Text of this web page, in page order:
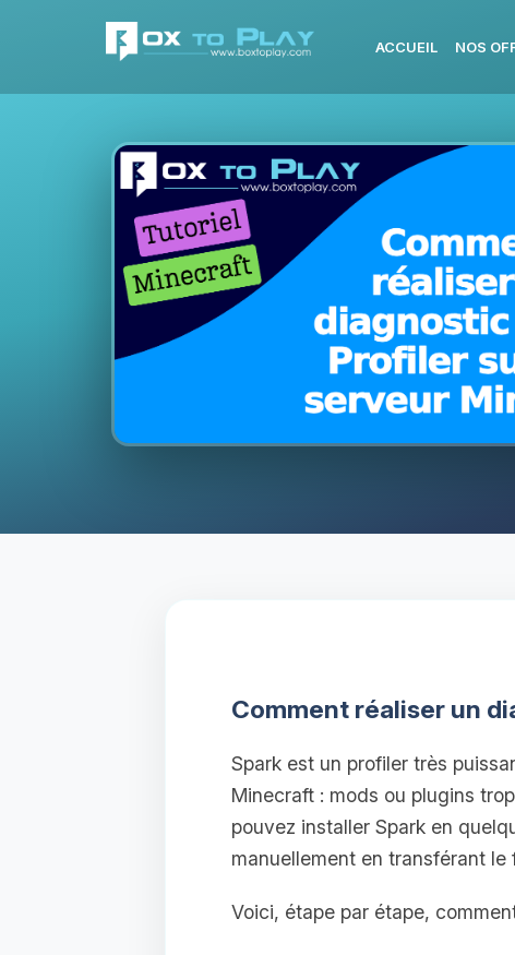
ACCUEIL NOS
Comment réaliser un
Spark est un profiler très
Minecraft : mods ou plugins
pouvez installer Spark en
manuellement en transférant
Voici, étape par étape,